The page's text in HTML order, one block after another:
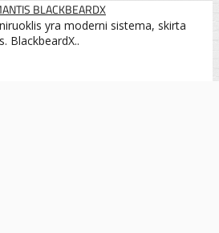
BLACKBEARDX
yra moderni sistema, skirta
BlackbeardX..